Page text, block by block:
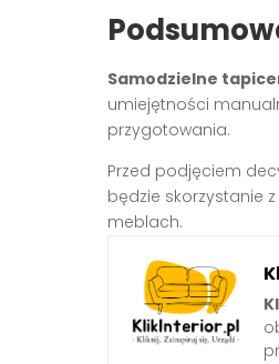
Samodzielne
umiejętności
przygotowania.
Przed podjęciem
będzie skorzystanie
meblach.